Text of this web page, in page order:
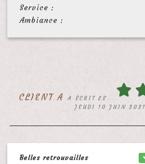
Service :
Ambiance :
CLIENT A
A ÉCRIT LE
JEUDI 10 JUIN 2021
Belles retrouvailles